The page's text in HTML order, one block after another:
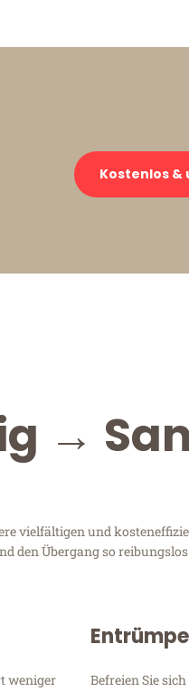
Kostenlos
→
vielfältigen und
den Übergang so
weniger
Befreien Sie